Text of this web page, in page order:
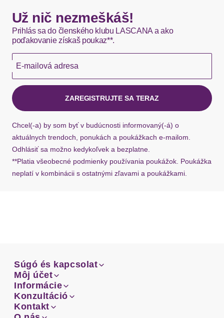
Okamžite dostupné položky sú zvyčajne doručené
kuriérom DHL do 1-3 pracovných dní.
Hermes - 0,00 EUR
Okamžite dostupné položky sú zvyčajne doručené
kuriérom Hermes do 1-3 pracovných dní.
Už nič nezmeškáš!
Prihlás sa do členského klubu LASCANA a ako
poďakovanie získaš poukaz**.
E-mailová adresa
ZAREGISTRUJTE SA TERAZ
Chcel(-a) by som byť v budúcnosti informovaný(-á) o
aktuálnych trendoch, ponukách a poukážkach e-mailom.
Odhlásiť sa možno kedykoľvek a bezplatne.
**Platia všeobecné podmienky používania poukážok. Poukážka
neplatí v kombinácii s ostatnými zľavami a poukážkami.
Súgó és kapcsolat
Email
Facebook
Súgó és kapcsolat
Email
Facebook
Môj účet
Prehľad objednávok
Môj účet
Prehľad objednávok
Informácie
Doprava
Informácie
Doprava
Konzultáció
Sprievodca-veľkosťami
Konzultáció
Kontakt
Kontakt